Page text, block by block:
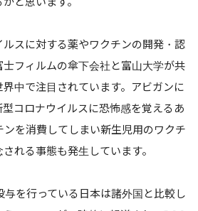
スに対する薬やワクチンの開発・認
フィルムの傘下会社と富山大学が共
中で注目されています。アビガンに
コロナウイルスに恐怖感を覚えるあ
ンを消費してしまい新生児用のワクチ
れる事態も発生しています。
与を行っている日本は諸外国と比較し